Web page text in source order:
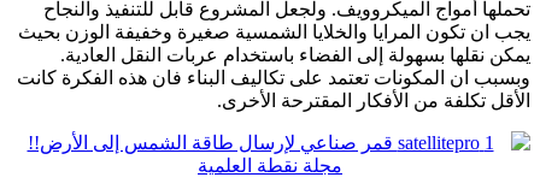
تحملها أمواج الميكروويف. ولجعل المشروع قابل للتنفيذ والنجاح
يجب ان تكون المرايا والخلايا الشمسية صغيرة وخفيفة الوزن بحيث
يمكن نقلها بسهولة إلى الفضاء باستخدام عربات النقل العادية.
وبسبب ان المكونات تعتمد على تكاليف البناء فان هذه الفكرة كانت
الأقل تكلفة من الأفكار المقترحة الأخرى.